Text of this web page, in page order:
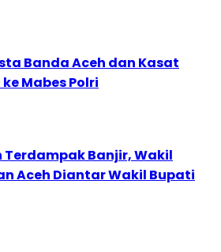
Banda Aceh dan Kasat
Mabes Polri
Terdampak Banjir, Wakil
Aceh Diantar Wakil Bupati